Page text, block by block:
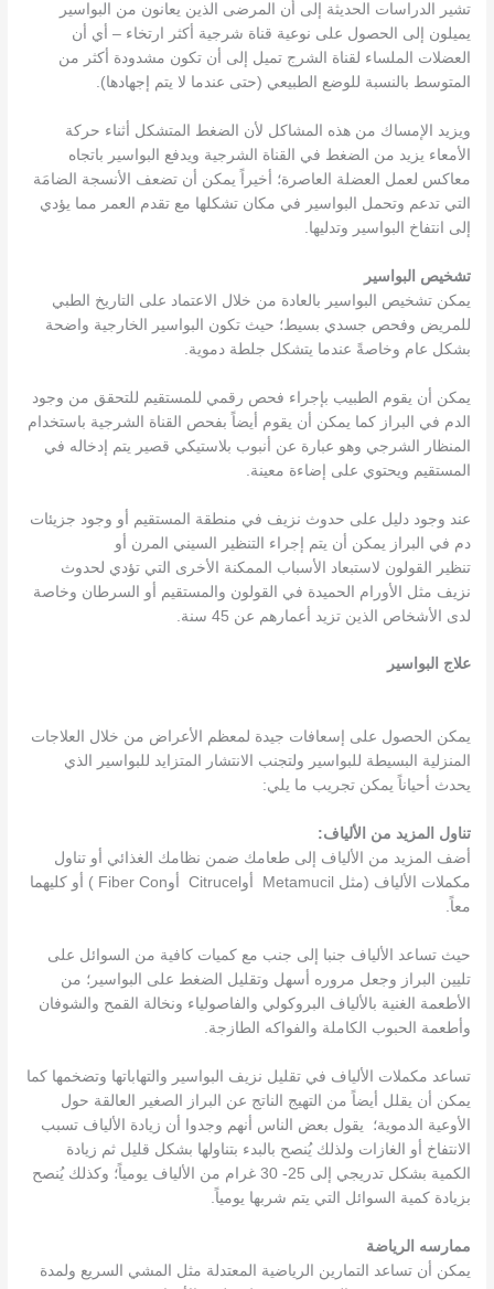
تشير الدراسات الحديثة إلى أن المرضى الذين يعانون من البواسير
يميلون إلى الحصول على نوعية قناة شرجية أكثر ارتخاء – أي أن
العضلات الملساء لقناة الشرج تميل إلى أن تكون مشدودة أكثر من
المتوسط بالنسبة للوضع الطبيعي ​​(حتى عندما لا يتم إجهادها).
ويزيد الإمساك من هذه المشاكل لأن الضغط المتشكل أثناء حركة
الأمعاء يزيد من الضغط في القناة الشرجية ويدفع البواسير باتجاه
معاكس لعمل العضلة العاصرة؛ أخيراً يمكن أن تضعف الأنسجة الضامَة
التي تدعم وتحمل البواسير في مكان تشكلها مع تقدم العمر مما يؤدي
إلى انتفاخ البواسير وتدليها.
تشخيص البواسير
يمكن تشخيص البواسير بالعادة من خلال الاعتماد على التاريخ الطبي
للمريض وفحص جسدي بسيط؛ حيث تكون البواسير الخارجية واضحة
بشكل عام وخاصةً عندما يتشكل جلطة دموية.
يمكن أن يقوم الطبيب بإجراء فحص رقمي للمستقيم للتحقق من وجود
الدم في البراز كما يمكن أن يقوم أيضاً بفحص القناة الشرجية باستخدام
المنظار الشرجي وهو عبارة عن أنبوب بلاستيكي قصير يتم إدخاله في
المستقيم ويحتوي على إضاءة معينة.
عند وجود دليل على حدوث نزيف في منطقة المستقيم أو وجود جزيئات
دم في البراز يمكن أن يتم إجراء التنظير السيني المرن أو
تنظير القولون لاستبعاد الأسباب الممكنة الأخرى التي تؤدي لحدوث
نزيف مثل الأورام الحميدة في القولون والمستقيم أو السرطان وخاصة
لدى الأشخاص الذين تزيد أعمارهم عن 45 سنة.
علاج البواسير
يمكن الحصول على إسعافات جيدة لمعظم الأعراض من خلال العلاجات
المنزلية البسيطة للبواسير ولتجنب الانتشار المتزايد للبواسير الذي
يحدث أحياناً يمكن تجريب ما يلي:
تناول المزيد من الألياف:
أضف المزيد من الألياف إلى طعامك ضمن نظامك الغذائي أو تناول
مكملات الألياف (مثل Metamucil أوCitrucel أوFiber Con ) أو كليهما
معاً.
حيث تساعد الألياف جنبا إلى جنب مع كميات كافية من السوائل على
تليين البراز وجعل مروره أسهل وتقليل الضغط على البواسير؛ من
الأطعمة الغنية بالألياف البروكولي والفاصولياء ونخالة القمح والشوفان
وأطعمة الحبوب الكاملة والفواكه الطازجة.
تساعد مكملات الألياف في تقليل نزيف البواسير والتهاباتها وتضخمها كما
يمكن أن يقلل أيضاً من التهيج الناتج عن البراز الصغير العالقة حول
الأوعية الدموية؛ يقول بعض الناس أنهم وجدوا أن زيادة الألياف تسبب
الانتفاخ أو الغازات ولذلك يُنصح بالبدء بتناولها بشكل قليل ثم زيادة
الكمية بشكل تدريجي إلى 25- 30 غرام من الألياف يومياً؛ وكذلك يُنصح
بزيادة كمية السوائل التي يتم شربها يومياً.
ممارسه الرياضة
يمكن أن تساعد التمارين الرياضية المعتدلة مثل المشي السريع ولمدة